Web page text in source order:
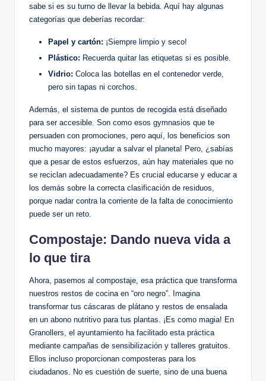
sabe si es su turno de llevar la bebida. Aquí hay algunas
categorías que deberías recordar:
Papel y cartón: ¡Siempre limpio y seco!
Plástico: Recuerda quitar las etiquetas si es posible.
Vidrio: Coloca las botellas en el contenedor verde,
pero sin tapas ni corchos.
Además, el sistema de puntos de recogida está diseñado
para ser accesible. Son como esos gymnasios que te
persuaden con promociones, pero aquí, los beneficios son
mucho mayores: ¡ayudar a salvar el planeta! Pero, ¿sabías
que a pesar de estos esfuerzos, aún hay materiales que no
se reciclan adecuadamente? Es crucial educarse y educar a
los demás sobre la correcta clasificación de residuos,
porque nadar contra la corriente de la falta de conocimiento
puede ser un reto.
Compostaje: Dando nueva vida a
lo que tira
Ahora, pasemos al compostaje, esa práctica que transforma
nuestros restos de cocina en “oro negro”. Imagina
transformar tus cáscaras de plátano y restos de ensalada
en un abono nutritivo para tus plantas. ¡Es como magia! En
Granollers, el ayuntamiento ha facilitado esta práctica
mediante campañas de sensibilización y talleres gratuitos.
Ellos incluso proporcionan composteras para los
ciudadanos. No es cuestión de suerte, sino de una buena